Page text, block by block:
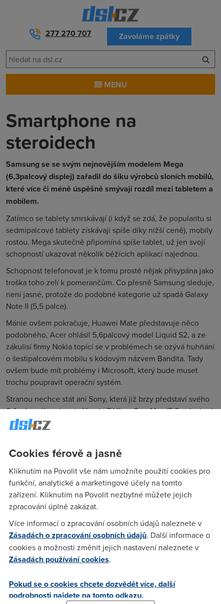
277 270 707 Zavoláme zpátky
MENU
Smartphone na
steroidech
Samsung se se svým nejnovějším modelem Mega
(6,3palcový displej) zařadil do šiku výrobců sloních mobilů,
které více či méně úspěšně smývají rozdíl mezi tabletem a
mobilem.
Zatímco se tablety smrskávají (i když se zdá, že popularitu si
sedmipalcové tablety získávají spíše díky nižší ceně), mobily
rostou. Mega skutečně připomíná spíše tablet, už jen svojí
schopností ukazovat několik běžících aplikací najednou.
Schopnost telefonovat je k tomu prostě nějak přisypána jako
troška toho zelí k pomerančům. Co přesně Samsung sleduje,
není jasné, protože do podobné kategorie už spadá Galaxy
Note II (5,5 palce).
Mánie ovšem pokračuje, Huawei Mate představuje něco
podobného, Acer ohlásil 5,6palcový model Liquid S2, a ze
zákulisí firmy Nokia topící se v problémech se ozývá huhňání
o šestipalcovém mobilu s kódovým názvem Bandita. Tady
ovšem bude mít problémy i Microsoft, který bude muset
trochu poupravit operační systém.
Stranou nechce stát ani Sony, která již brzy představí svého
6,4palcového giganta Xperia Z Ultra. One Max (5,9 palce) od
HTC je stále sporný, protože informace a fotografie, které se
Je jasné, že se firmy prostě zoufale snaží obměňovat svoji
modelů, to je jedno. Samsung je klasickým příkladem snahy
pokrýt nabídkou všechno, od prcků (relativních) až po
mastodonty. Samsung prostě pokračuje ve své politice
kobercového bombardování trhu všemi možnými velikostmi
displejů. Zní to podivně, ale zatím to vychází.
Ostatně proč ne, samotná krabička stojí pakatel a střeva jsou
povětšinou stejná. Na druhé straně ale platí, že do
nekonečna to dělat nejde, Samsungu prostě jednou musí
na trhu budou. A o tom, že by byly všechny stejně populární,
si dovolím s úspěchem pochybovat.
Cookies férově a jasně
Kliknutím na Povolit vše nám umožníte použití cookies pro
funkční, analytické a marketingové účely na tomto
zařízení. Kliknutím na Povolit nezbytné můžete jejich
zpracování úplně zakázat.
Více informací o zpracování osobních údajů naleznete v
Zásadách o zpracování osobních údajů. Další informace o
cookies a možnosti změnit jejich nastavení naleznete v
Zásadách používání cookies.
Pokud se o cookies chcete dozvědět více, další
podrobnosti najdete na tomto odkazu.